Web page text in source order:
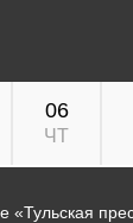
06
ЧТ
«Тульская